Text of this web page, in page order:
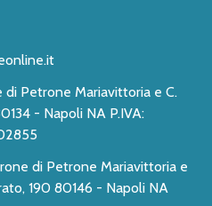
Petrone Mariavittoria e C.
di Petrone Mariavittoria e
190 80146 - Napoli NA